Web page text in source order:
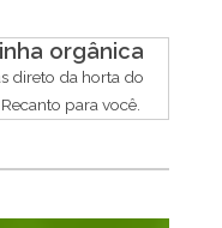
orgânica
direto da horta do
Recanto para você.